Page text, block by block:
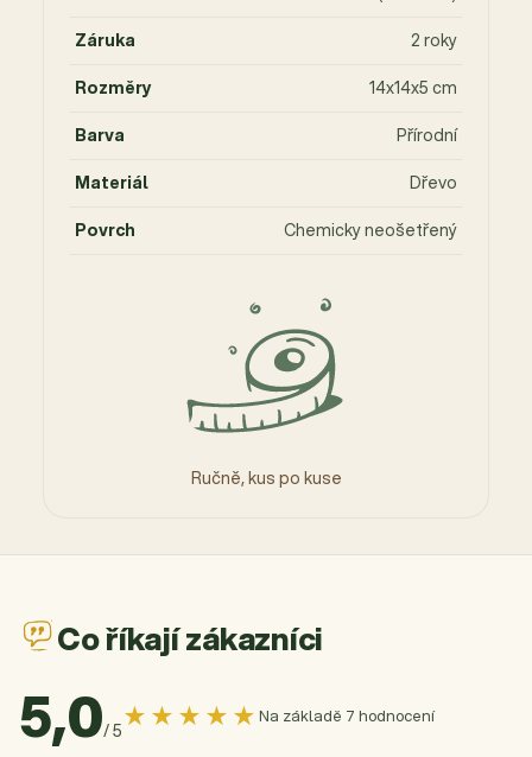
Ručně, kus po kuse
Záruka
2 roky
Rozměry
14x14x5 cm
Barva
Přírodní
Materiál
Dřevo
Povrch
Chemicky neošetřený
Co říkají zákazníci
5,0/ 5★★★★★Na základě 7 hodnocení